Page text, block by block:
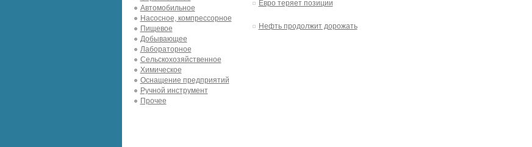
Автомобильное
Насосное, компрессорное
Пищевое
Добывающее
Лабораторное
Сельскохозяйственное
Химическое
Оснащение предприятий
Ручной инструмент
Прочее
Евро теряет позиции
Нефть продолжит дорожать